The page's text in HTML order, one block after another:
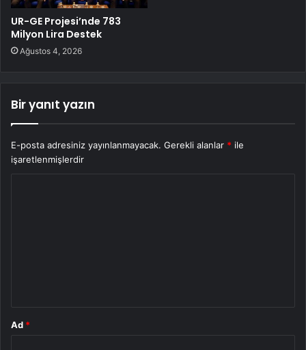
UR-GE Projesi’nde 783
Milyon Lira Destek
Ağustos 4, 2026
Bir yanıt yazın
E-posta adresiniz yayınlanmayacak. Gerekli alanlar * ile
işaretlenmişlerdir
Ad *